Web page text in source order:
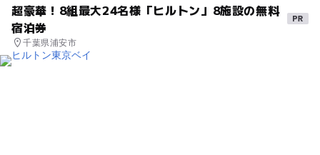
超豪華！8組最大24名様「ヒルトン」8施設の無料
宿泊券
千葉県浦安市